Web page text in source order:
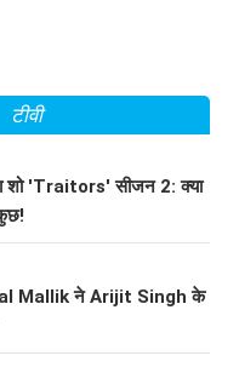
टीवी
शो 'Traitors' सीजन 2: क्या
Mallik ने Arijit Singh के